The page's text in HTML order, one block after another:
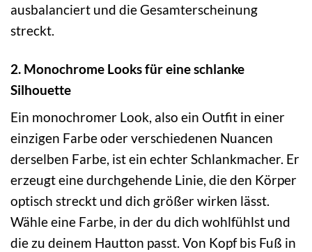
ausbalanciert und die Gesamterscheinung
streckt.
2. Monochrome Looks für eine schlanke
Silhouette
Ein monochromer Look, also ein Outfit in einer
einzigen Farbe oder verschiedenen Nuancen
derselben Farbe, ist ein echter Schlankmacher. Er
erzeugt eine durchgehende Linie, die den Körper
optisch streckt und dich größer wirken lässt.
Wähle eine Farbe, in der du dich wohlfühlst und
die zu deinem Hautton passt. Von Kopf bis Fuß in